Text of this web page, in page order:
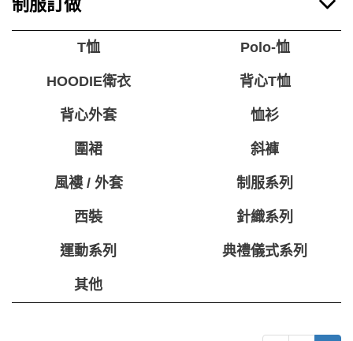
制服訂做
T恤 Polo-恤
HOODIE衛衣 背心T恤
背心外套 恤衫
圍裙 斜褲
風褸 / 外套 制服系列
西裝 針織系列
運動系列 典禮儀式系列
其他